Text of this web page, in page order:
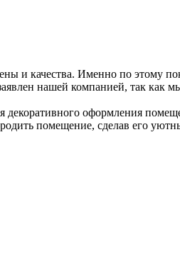
и качества. Именно по этому
нашей компанией, так как
декоративного оформления
помещение, сделав его